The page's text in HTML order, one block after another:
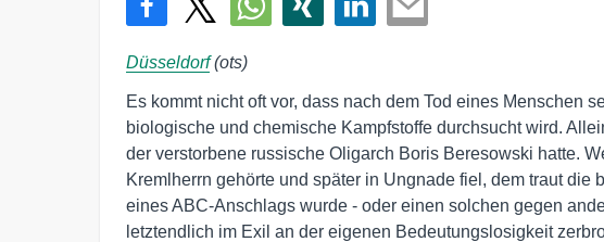
Düsseldorf(ots)
Es kommt nicht oft vor, dass nach dem Tod eines Menschen
biologische und chemische Kampfstoffe durchsucht wird.
der verstorbene russische Oligarch Boris Beresowski hatte.
Kremlherrn gehörte und später in Ungnade fiel, dem traut die
eines ABC-Anschlags wurde - oder einen solchen gegen
letztendlich im Exil an der eigenen Bedeutungslosigkeit